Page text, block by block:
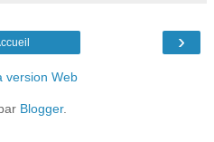
›
version Web
Blogger.